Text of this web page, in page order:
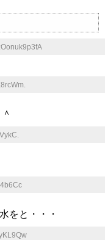
をと・・・